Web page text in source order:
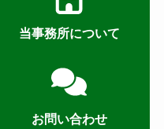
当事務所について
お問い合わせ